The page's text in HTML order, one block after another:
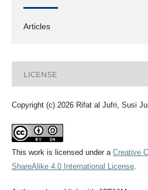
Articles
LICENSE
Copyright (c) 2026 Rifat al Jufri, Susi
This work is licensed under a Creative
ShareAlike 4.0 International License.